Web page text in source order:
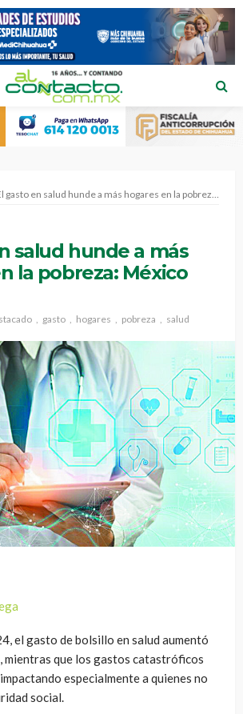
gasto en salud hunde a más hogares en la pobreza: México Evalúa.
salud hunde a más
la pobreza: México
gasto hogares pobreza salud
el gasto de bolsillo en salud aumentó
mientras que los gastos catastróficos
especialmente a quienes no
social.